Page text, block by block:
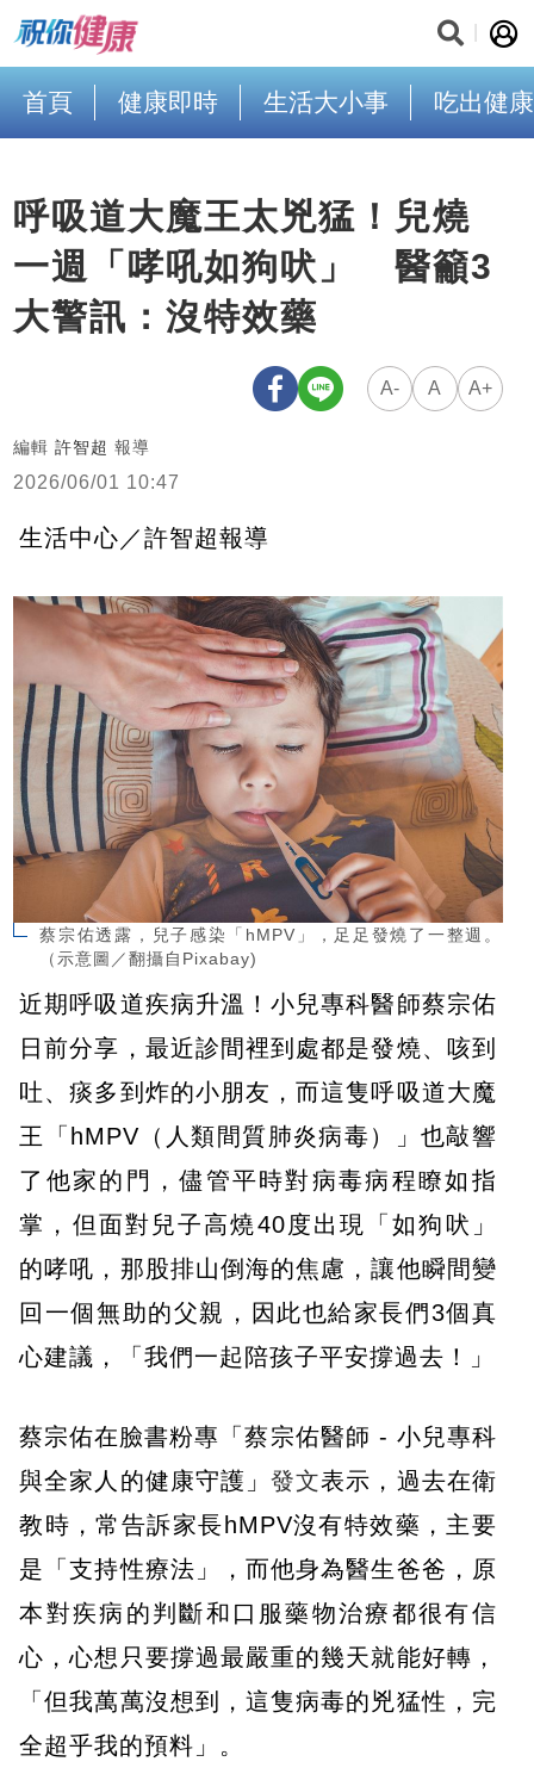
首頁 健康即時 生活大小事 吃出健康
呼吸道大魔王太兇猛！兒燒
一週「哮吼如狗吠」 醫籲3
大警訊：沒特效藥
A- A A+
編輯 許智超 報導
2026/06/01 10:47
生活中心／許智超報導
蔡宗佑透露，兒子感染「hMPV」，足足發燒了一整週。
（示意圖／翻攝自Pixabay)
近期呼吸道疾病升溫！小兒專科醫師蔡宗佑
日前分享，最近診間裡到處都是發燒、咳到
吐、痰多到炸的小朋友，而這隻呼吸道大魔
王「hMPV（人類間質肺炎病毒）」也敲響
了他家的門，儘管平時對病毒病程瞭如指
掌，但面對兒子高燒40度出現「如狗吠」
的哮吼，那股排山倒海的焦慮，讓他瞬間變
回一個無助的父親，因此也給家長們3個真
心建議，「我們一起陪孩子平安撐過去！」
蔡宗佑在臉書粉專「蔡宗佑醫師 - 小兒專科
與全家人的健康守護」發文表示，過去在衛
教時，常告訴家長hMPV沒有特效藥，主要
是「支持性療法」，而他身為醫生爸爸，原
本對疾病的判斷和口服藥物治療都很有信
心，心想只要撐過最嚴重的幾天就能好轉，
「但我萬萬沒想到，這隻病毒的兇猛性，完
全超乎我的預料」。